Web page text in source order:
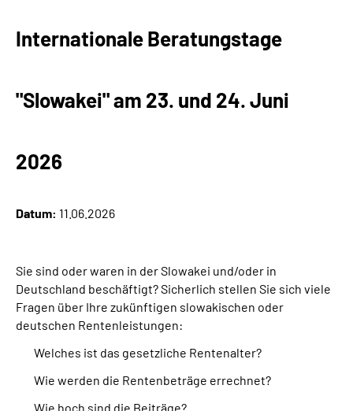
Internationale Beratungstage
"Slowakei" am 23. und 24. Juni
2026
Datum: 11.06.2026
Sie sind oder waren in der Slowakei und/oder in
Deutschland beschäftigt? Sicherlich stellen Sie sich viele
Fragen über Ihre zukünftigen slowakischen oder
deutschen Rentenleistungen:
Welches ist das gesetzliche Rentenalter?
Wie werden die Rentenbeträge errechnet?
Wie hoch sind die Beiträge?